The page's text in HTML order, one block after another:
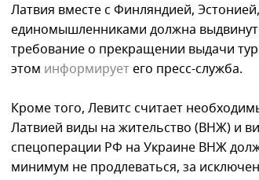
Латвия вместе с Финляндией,
единомышленниками должна
требование о прекращении выдачи
этом информирует его пресс-служба.
Кроме того, Левитс считает
Латвией виды на жительство (ВНЖ) и
спецоперации РФ на Украине ВНЖ
минимум не продлеваться, за